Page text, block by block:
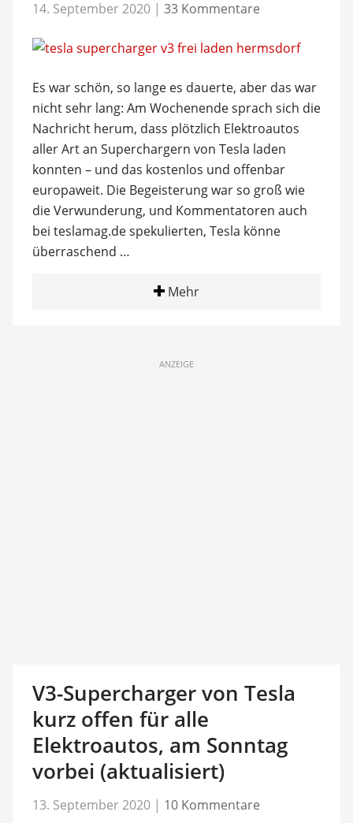
14. September 2020 | 33 Kommentare
Es war schön, so lange es dauerte, aber das war
nicht sehr lang: Am Wochenende sprach sich die
Nachricht herum, dass plötzlich Elektroautos
aller Art an Superchargern von Tesla laden
konnten – und das kostenlos und offenbar
europaweit. Die Begeisterung war so groß wie
die Verwunderung, und Kommentatoren auch
bei teslamag.de spekulierten, Tesla könne
überraschend …
Mehr
ANZEIGE
V3-Supercharger von Tesla
kurz offen für alle
Elektroautos, am Sonntag
vorbei (aktualisiert)
13. September 2020 | 10 Kommentare